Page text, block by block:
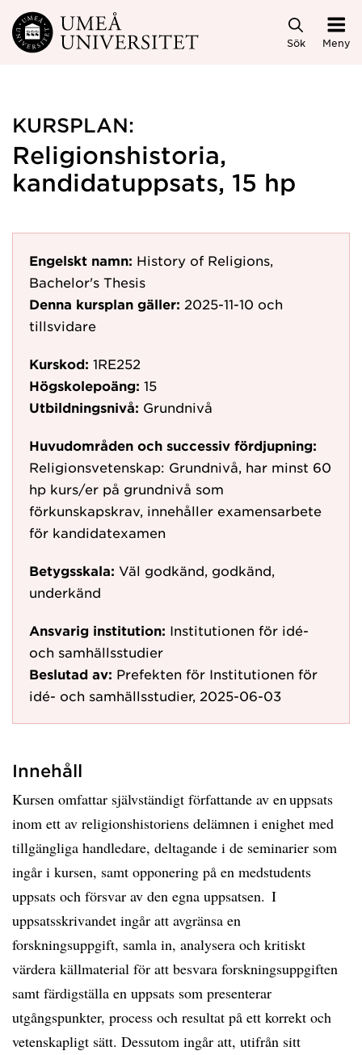
Hoppa direkt till innehållet
Sök Meny
KURSPLAN:
Religionshistoria,
kandidatuppsats, 15 hp
Engelskt namn: History of Religions,
Bachelor's Thesis
Denna kursplan gäller: 2025-11-10 och
tillsvidare
Kurskod: 1RE252
Högskolepoäng: 15
Utbildningsnivå: Grundnivå
Huvudområden och successiv fördjupning:
Religionsvetenskap: Grundnivå, har minst 60
hp kurs/er på grundnivå som
förkunskapskrav, innehåller examensarbete
för kandidatexamen
Betygsskala: Väl godkänd, godkänd,
underkänd
Ansvarig institution: Institutionen för idé-
och samhällsstudier
Beslutad av: Prefekten för Institutionen för
idé- och samhällsstudier, 2025-06-03
Innehåll
Kursen omfattar självständigt författande av en uppsats
inom ett av religionshistoriens delämnen i enighet med
tillgängliga handledare, deltagande i de seminarier som
ingår i kursen, samt opponering på en medstudents
uppsats och försvar av den egna uppsatsen. I
uppsatsskrivandet ingår att avgränsa en
forskningsuppgift, samla in, analysera och kritiskt
värdera källmaterial för att besvara forskningsuppgiften
samt färdigställa en uppsats som presenterar
utgångspunkter, process och resultat på ett korrekt och
vetenskapligt sätt. Dessutom ingår att, utifrån sitt